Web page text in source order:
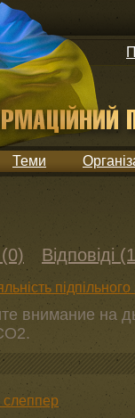
Теми
Відповіді
внимание на